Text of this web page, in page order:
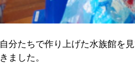
自分たちで作り上げた水族館を
きました。